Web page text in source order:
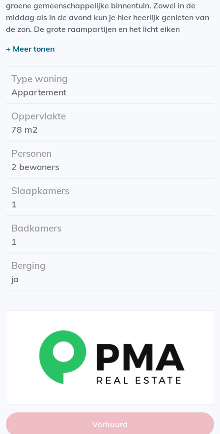
groene gemeenschappelijke binnentuin. Zowel in de
middag als in de avond kun je hier heerlijk genieten van
de zon. De grote raampartijen en het licht eiken
appartement beschikt over een moderne keuken en
vloerverwarming en koeling. Het mooie is dat het
appartement ook nog eens energiezuinig is dankzij de
koude-warmteopslag en goede isolatie. Daarbij
beschikt dit appartement ook over een eigen
parkeerplaats in de afgesloten parkeergarage. Kortom,
een heerlijk appartement op een prachtige locatie in
Ligging
ziekenhuisterrei...
+ Meer tonen
Type woning
Appartement
Oppervlakte
78 m2
Personen
2 bewoners
Slaapkamers
1
Badkamers
1
Berging
ja
Verhuurd